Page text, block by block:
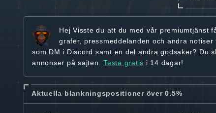
Hej Visste du att du med vår premiumtjänst
grafer, pressmeddelanden och andra notiser
som DM i Discord samt en del andra godsaker? Du
annonser på sajten. Testa gratis i 14 dagar!
Aktuella blankningspositioner över 0.5%